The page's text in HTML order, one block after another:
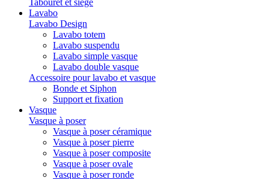
Tabouret et siège
Lavabo
Lavabo Design
Lavabo totem
Lavabo suspendu
Lavabo simple vasque
Lavabo double vasque
Accessoire pour lavabo et vasque
Bonde et Siphon
Support et fixation
Vasque
Vasque à poser
Vasque à poser céramique
Vasque à poser pierre
Vasque à poser composite
Vasque à poser ovale
Vasque à poser ronde